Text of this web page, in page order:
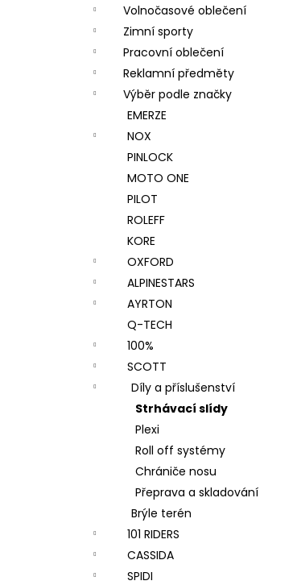
Volnočasové oblečení
Zimní sporty
Pracovní oblečení
Reklamní předměty
Výběr podle značky
EMERZE
NOX
PINLOCK
MOTO ONE
PILOT
ROLEFF
KORE
OXFORD
ALPINESTARS
AYRTON
Q-TECH
100%
SCOTT
Díly a příslušenství
Strhávací slídy
Plexi
Roll off systémy
Chrániče nosu
Přeprava a skladování
Brýle terén
101 RIDERS
CASSIDA
SPIDI